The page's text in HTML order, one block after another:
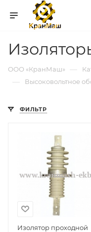
ООО «КранМаш» —
— Высоковольтное
ФИЛЬТР
Изолятор проходной